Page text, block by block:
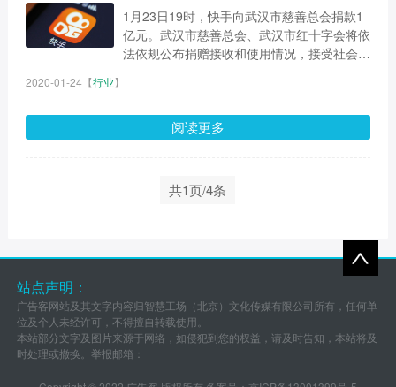
1月23日19时，快手向武汉市慈善总会捐款1
亿元。武汉市慈善总会、武汉市红十字会将依
法依规公布捐赠接收和使用情况，接受社会监
2020-01-24 【行业】
阅读更多
共1页/4条
站点声明：
广告客网站及其文字内容归智慧工场（北京）文化传媒有限公司所有，任何单
位及个人未经许可，不得擅自转载使用。
本站部分文字及图片来源于网络，如侵犯到您的权益，请及时告知，本站将及
时处理或撤换。举报邮箱：